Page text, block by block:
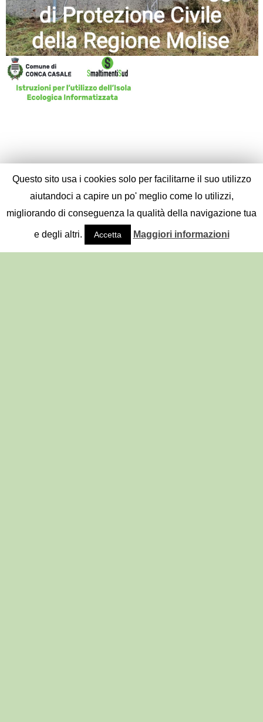
Questo sito usa i cookies solo per facilitarne il suo utilizzo
aiutandoci a capire un po' meglio come lo utilizzi,
migliorando di conseguenza la qualità della navigazione tua
e degli altri. Accetta Maggiori informazioni